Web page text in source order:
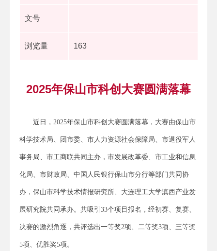
文号
浏览量 163
2025年保山市科创大赛圆满落幕
近日，2025年保山市科创大赛圆满落幕，大赛由保山市
科学技术局、团市委、市人力资源社会保障局、市退役军人
事务局、市工商联共同主办，市发展改革委、市工业和信息
化局、市财政局、中国人民银行保山市分行等部门共同协
办，保山市科学技术情报研究所、大连理工大学滇西产业发
展研究院共同承办。共吸引33个项目报名，经初赛、复赛、
决赛的激烈角逐，共评选出一等奖2项、二等奖3项、三等奖
5项、优胜奖5项。